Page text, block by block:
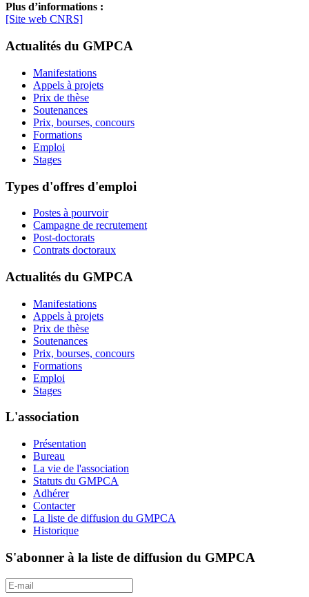
Plus d’informations :
[Site web CNRS]
Actualités du GMPCA
Manifestations
Appels à projets
Prix de thèse
Soutenances
Prix, bourses, concours
Formations
Emploi
Stages
Types d'offres d'emploi
Postes à pourvoir
Campagne de recrutement
Post-doctorats
Contrats doctoraux
Actualités du GMPCA
Manifestations
Appels à projets
Prix de thèse
Soutenances
Prix, bourses, concours
Formations
Emploi
Stages
L'association
Présentation
Bureau
La vie de l'association
Statuts du GMPCA
Adhérer
Contacter
La liste de diffusion du GMPCA
Historique
S'abonner à la liste de diffusion du GMPCA